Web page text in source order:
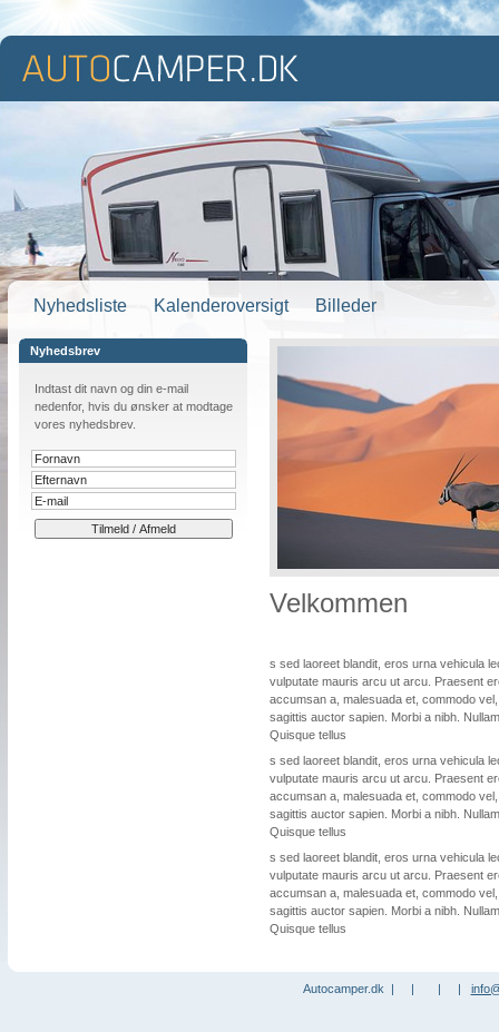
Nyhedsliste Kalenderoversigt Billeder
Nyhedsbrev
Indtast dit navn og din e-mail
nedenfor, hvis du ønsker at modtage
vores nyhedsbrev.
Velkommen
s sed laoreet blandit, eros urna vehicula
vulputate mauris arcu ut arcu. Praesent
accumsan a, malesuada et, commodo vel,
sagittis auctor sapien. Morbi a nibh.
Quisque tellus
s sed laoreet blandit, eros urna vehicula
vulputate mauris arcu ut arcu. Praesent
accumsan a, malesuada et, commodo vel,
sagittis auctor sapien. Morbi a nibh.
Quisque tellus
s sed laoreet blandit, eros urna vehicula
vulputate mauris arcu ut arcu. Praesent
accumsan a, malesuada et, commodo vel,
sagittis auctor sapien. Morbi a nibh.
Quisque tellus
Autocamper.dk | | | |